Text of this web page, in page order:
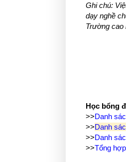
Ghi chú:
dạy nghề
Trường cao
Học bổng
>>Danh
>>Danh
>>Danh
>>Tổng